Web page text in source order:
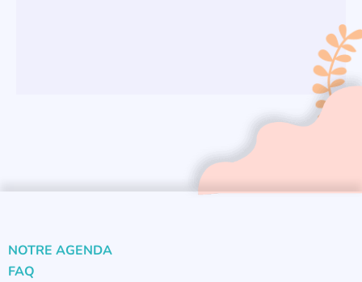
NOTRE AGENDA
FAQ